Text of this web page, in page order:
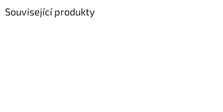
Související produkty